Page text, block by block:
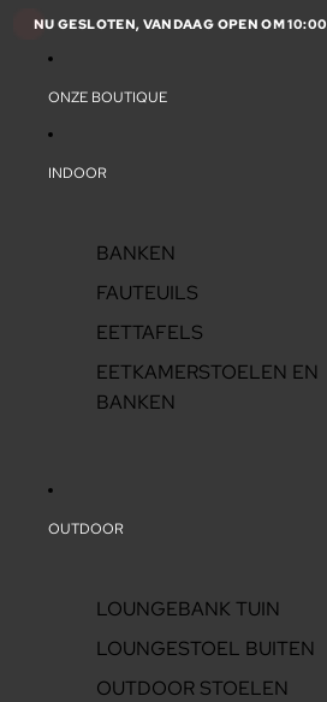
NU GESLOTEN, VANDAAG OPEN OM 10:00
ONZE BOUTIQUE
INDOOR
BANKEN
FAUTEUILS
EETTAFELS
EETKAMERSTOELEN EN
BANKEN
OUTDOOR
LOUNGEBANK TUIN
LOUNGESTOEL BUITEN
OUTDOOR STOELEN